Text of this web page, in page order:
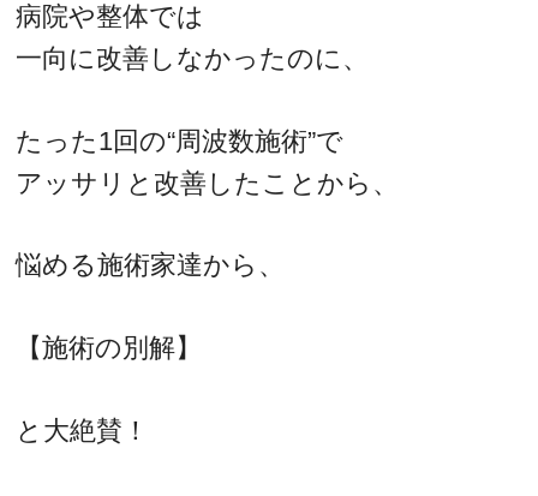
病院や整体では
一向に改善しなかったのに、
たった1回の“周波数施術”で
アッサリと改善したことから、
悩める施術家達から、
【施術の別解】
と大絶賛！